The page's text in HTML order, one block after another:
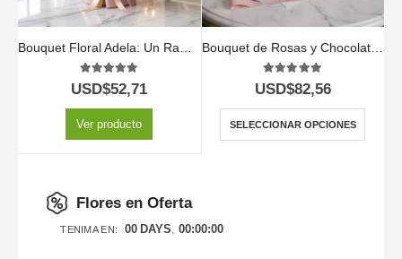
5.00 out of 5
USD$52,71
Ver producto
Bouquet de Rosas y Chocolates 🌹🍫✨
5.00 out of 5
USD$82,56
SELECCIONAR OPCIONES
Flores en Oferta
TENIMA EN: 00 DAYS 00:00:00